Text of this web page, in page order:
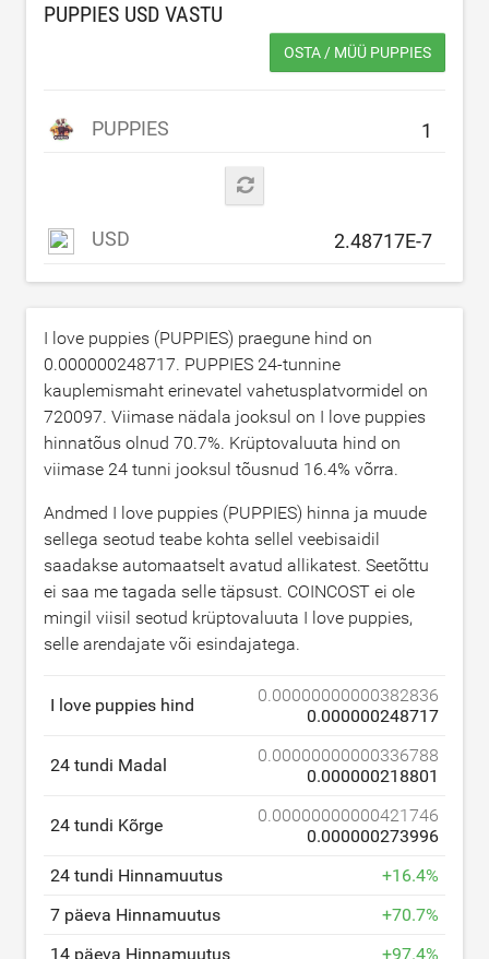
PUPPIES USD VASTU
OSTA / MÜÜ PUPPIES
PUPPIES
USD
I love puppies (PUPPIES) praegune hind on
0.000000248717. PUPPIES 24-tunnine
kauplemismaht erinevatel vahetusplatvormidel on
720097. Viimase nädala jooksul on I love puppies
hinnatõus olnud 70.7%. Krüptovaluuta hind on
viimase 24 tunni jooksul tõusnud 16.4% võrra.
Andmed I love puppies (PUPPIES) hinna ja muude
sellega seotud teabe kohta sellel veebisaidil
saadakse automaatselt avatud allikatest. Seetõttu
ei saa me tagada selle täpsust. COINCOST ei ole
mingil viisil seotud krüptovaluuta I love puppies,
selle arendajate või esindajatega.
I love puppies hind
0.00000000000382836
0.000000248717
24 tundi Madal
0.00000000000336788
0.000000218801
24 tundi Kõrge
0.00000000000421746
0.000000273996
24 tundi Hinnamuutus
+16.4%
7 päeva Hinnamuutus
+70.7%
14 päeva Hinnamuutus
+97.4%